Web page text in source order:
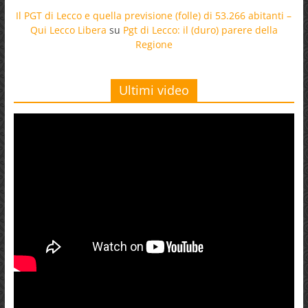
Il PGT di Lecco e quella previsione (folle) di 53.266 abitanti –
Qui Lecco Libera su Pgt di Lecco: il (duro) parere della
Regione
Ultimi video